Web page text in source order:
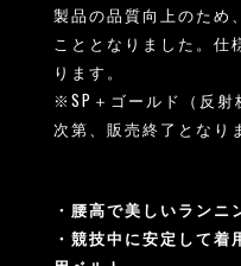
製品の品質向上のため
こととなりました。仕
ります。
※SP＋ゴールド（反射
次第、販売終了となり
・腰高で美しいラン
・競技中に安定して